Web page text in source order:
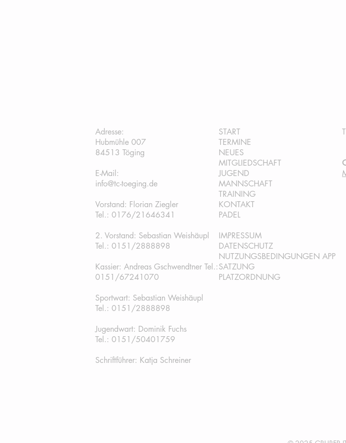
Adresse:
Hubmühle 007
84513 Töging
E-Mail:
info@tc-toeging.de
Vorstand: Florian Ziegler
Tel.: 0176/21646341
2. Vorstand: Sebastian Weishäupl
Tel.: 0151/2888898
Kassier: Andreas Gschwendtner Tel.:
0151/67241070
Sportwart: Sebastian Weishäupl
Tel.: 0151/2888898
Jugendwart: Dominik Fuchs
Tel.: 0151/50401759
Schriftführer: Katja Schreiner
START
TERMINE
NEUES
MITGLIEDSCHAFT
JUGEND
MANNSCHAFT
TRAINING
KONTAKT
PADEL
IMPRESSUM
DATENSCHUTZ
NUTZUNGSBEDINGUNGEN APP
SATZUNG
PLATZORDNUNG